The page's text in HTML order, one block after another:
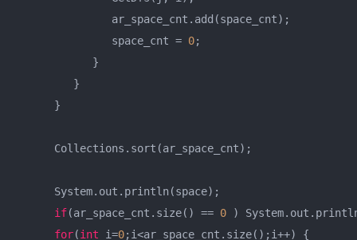
               ar_space_cnt.add(space_cnt);
               space_cnt =
0;
            }
         }
      }
      Collections.sort(ar_space_cnt);
      System.out.println(space);
if(ar_space_cnt.size() == 0 )
for(int i=0;i<ar_space_cnt.size();i++) {